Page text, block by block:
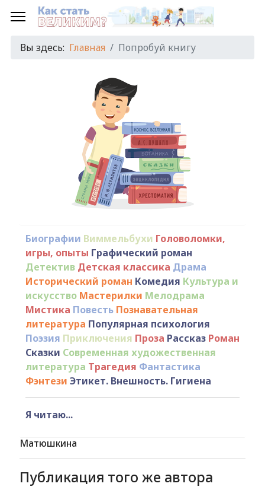
Вы здесь: Главная Попробуй книгу
Биографии Виммельбухи Головоломки,
игры, опыты Графический роман
Детектив Детская классика Драма
Исторический роман Комедия Культура и
искусство Мастерилки Мелодрама
Мистика Повесть Познавательная
литература Популярная психология
Поэзия Приключения Проза Рассказ Роман
Сказки Современная художественная
литература Трагедия Фантастика
Фэнтези Этикет. Внешность. Гигиена
Я читаю...
Матюшкина
Публикация того же автора